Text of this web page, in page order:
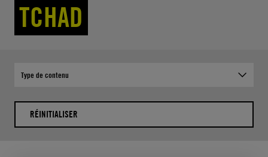
TCHAD
Type de contenu
RÉINITIALISER